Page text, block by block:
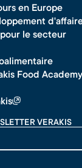
en Europe
le secteur
Food Academy
VERAKIS